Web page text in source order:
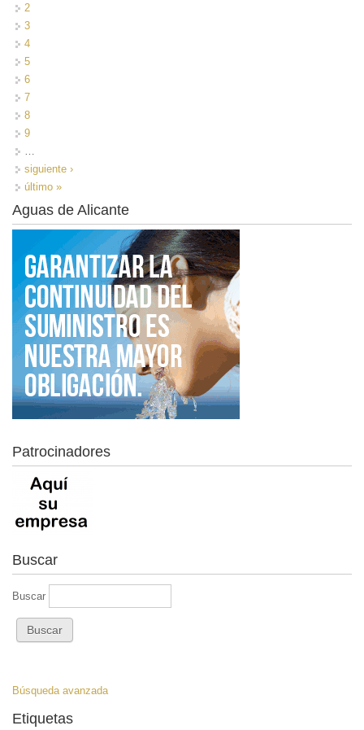
2
3
4
5
6
7
8
9
siguiente ›
último »
Aguas de Alicante
Patrocinadores
Buscar
Buscar
Búsqueda avanzada
Etiquetas